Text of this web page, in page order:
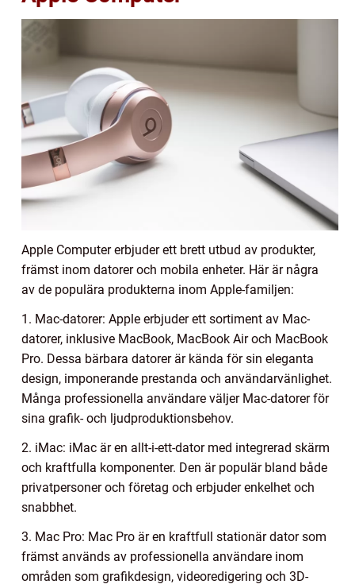
Apple Computer erbjuder ett brett utbud av produkter,
främst inom datorer och mobila enheter. Här är några
av de populära produkterna inom Apple-familjen:
1. Mac-datorer: Apple erbjuder ett sortiment av Mac-
datorer, inklusive MacBook, MacBook Air och MacBook
Pro. Dessa bärbara datorer är kända för sin eleganta
design, imponerande prestanda och användarvänlighet.
Många professionella användare väljer Mac-datorer för
sina grafik- och ljudproduktionsbehov.
2. iMac: iMac är en allt-i-ett-dator med integrerad skärm
och kraftfulla komponenter. Den är populär bland både
privatpersoner och företag och erbjuder enkelhet och
snabbhet.
3. Mac Pro: Mac Pro är en kraftfull stationär dator som
främst används av professionella användare inom
områden som grafikdesign, videoredigering och 3D-